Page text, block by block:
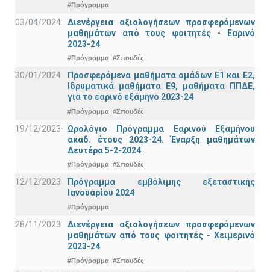
#Πρόγραμμα
03/04/2024
Διενέργεια αξιολογήσεων προσφερόμενων
μαθημάτων από τους φοιτητές - Εαρινό
2023-24
#Πρόγραμμα #Σπουδές
30/01/2024
Προσφερόμενα μαθήματα ομάδων Ε1 και Ε2,
Ιδρυματικά μαθήματα Ε9, μαθήματα ΠΠΔΕ,
για το εαρινό εξάμηνο 2023-24
#Πρόγραμμα #Σπουδές
19/12/2023
Ωρολόγιο Πρόγραμμα Εαρινού Εξαμήνου
ακαδ. έτους 2023-24. Έναρξη μαθημάτων
Δευτέρα 5-2-2024
#Πρόγραμμα #Σπουδές
12/12/2023
Πρόγραμμα εμβόλιμης εξεταστικής
Ιανουαρίου 2024
#Πρόγραμμα
28/11/2023
Διενέργεια αξιολογήσεων προσφερόμενων
μαθημάτων από τους φοιτητές - Χειμερινό
2023-24
#Πρόγραμμα #Σπουδές